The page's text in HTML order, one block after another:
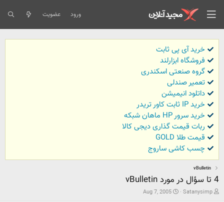
ورود عضویت
خرید آی پی ثابت
فروشگاه ابزارلند
گروه صنعتی اسکندری
تعمیر صندلی
داتلود انیمیشن
خرید IP ثابت کاور تریدر
خرید سرور HP ماهان شبکه
ربات قیمت گذاری دیجی کالا
قیمت طلا GOLD
چسب کاشی ساروج
vBulletin
4 تا سؤال در مورد vBulletin
ش
Satanysimp
تAug 7, 2005